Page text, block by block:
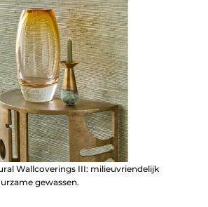
Wallcoverings III: milieuvriendelijk
gewassen.